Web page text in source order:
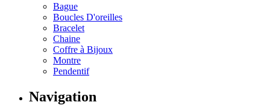
Bague
Boucles D'oreilles
Bracelet
Chaine
Coffre à Bijoux
Montre
Pendentif
Navigation